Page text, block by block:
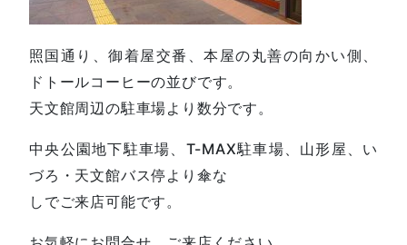
照国通り、御着屋交番、本屋の丸善の向かい側、
ドトールコーヒーの並びです。
天文館周辺の駐車場より数分です。
中央公園地下駐車場、T-MAX駐車場、山形屋、い
づろ・天文館バス停より傘な
しでご来店可能です。